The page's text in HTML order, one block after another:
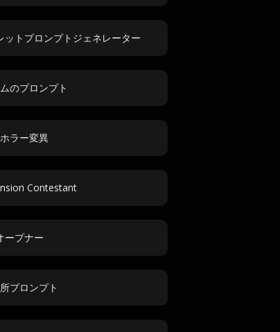
トプロンプトジェネレーター
のプロンプト
ラー変異
Contestant
ープナー
プロンプト